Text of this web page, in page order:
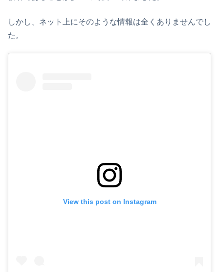
しかし、ネット上にそのような情報は全くありませんでし
た。
View this post on Instagram